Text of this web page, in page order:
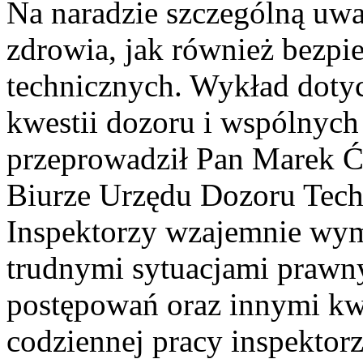
Na naradzie szczególną
zdrowia, jak również
technicznych. Wykład
kwestii dozoru i
przeprowadził Pan Marek
Biurze Urzędu Dozoru
Inspektorzy wzajemnie
trudnymi sytuacjami
postępowań oraz innymi
codziennej pracy